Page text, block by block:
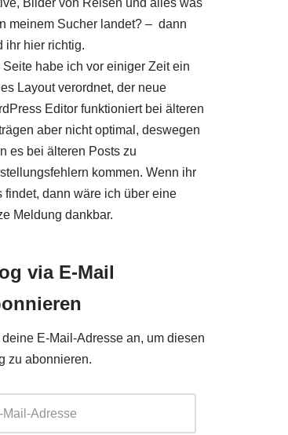
Bilder von Reisen und alles was
meinem Sucher landet? – dann
ihr hier richtig.
Seite habe ich vor einiger Zeit ein
Layout verordnet, der neue
Editor funktioniert bei älteren
aber nicht optimal, deswegen
es bei älteren Posts zu
kommen. Wenn ihr
findet, dann wäre ich über eine
Meldung dankbar.
via E-Mail
deine E-Mail-Adresse an, um diesen
zu abonnieren.